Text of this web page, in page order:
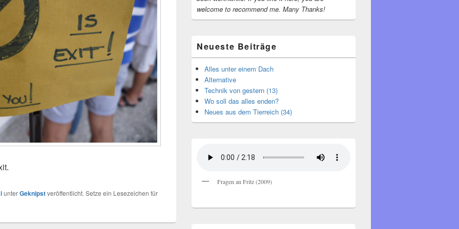
unterGeknipstveröffentlicht. Setze ein Lesezeichen für
welcome to recommend me. Many Thanks!
Neueste Beiträge
Alles unter einem Dach
Alternative
Technik von gestern (13)
Wo soll das alles enden?
Neues aus dem Tierreich (34)
Fragen an Fritz (2009)